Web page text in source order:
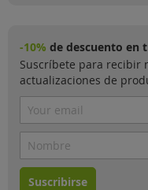
-10% de descuento en
Suscríbete para recibir
actualizaciones de
Suscribirse